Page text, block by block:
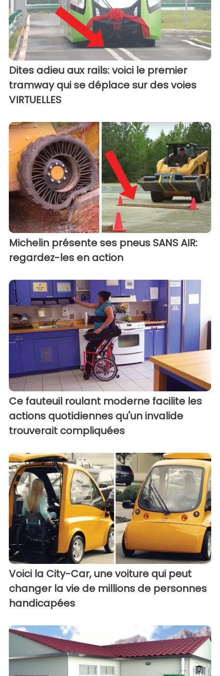
Dites adieu aux rails: voici le premier
tramway qui se déplace sur des voies
VIRTUELLES
Michelin présente ses pneus SANS AIR:
regardez-les en action
Ce fauteuil roulant moderne facilite les
actions quotidiennes qu'un invalide
trouverait compliquées
Voici la City-Car, une voiture qui peut
changer la vie de millions de personnes
handicapées